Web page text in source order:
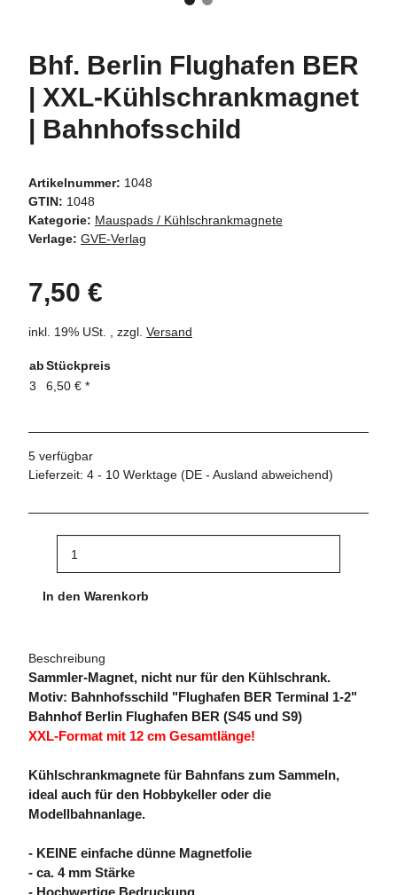
Bhf. Berlin Flughafen BER
| XXL-Kühlschrankmagnet
| Bahnhofsschild
Artikelnummer: 1048
GTIN: 1048
Kategorie: Mauspads / Kühlschrankmagnete
Verlage: GVE-Verlag
7,50 €
inkl. 19% USt. , zzgl. Versand
abStückpreis
3
6,50 € *
5 verfügbar
Lieferzeit: 4 - 10 Werktage (DE - Ausland abweichend)
In den Warenkorb
Beschreibung
Sammler-Magnet, nicht nur für den Kühlschrank.
Motiv: Bahnhofsschild "Flughafen BER Terminal 1-2"
Bahnhof Berlin Flughafen BER (S45 und S9)
XXL-Format mit 12 cm Gesamtlänge!
Kühlschrankmagnete für Bahnfans zum Sammeln,
ideal auch für den Hobbykeller oder die
Modellbahnanlage.
- KEINE einfache dünne Magnetfolie
- ca. 4 mm Stärke